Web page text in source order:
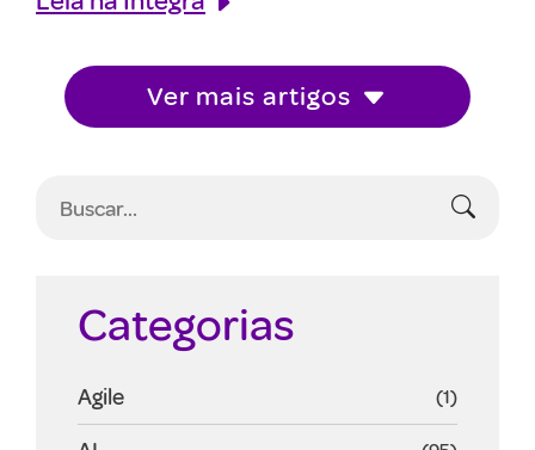
Ver mais artigos
Categorias
Agile (1)